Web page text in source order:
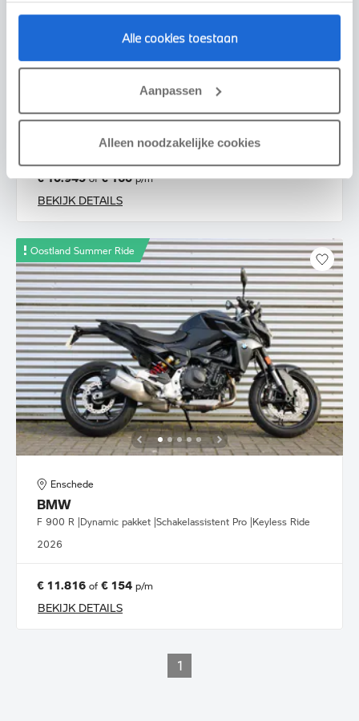
Alle cookies toestaan
Aanpassen
Alleen noodzakelijke cookies
F 900 R | Sport | Comfort & Dynamic pakket
12.001 km79MTLX
€ 10.945of€ 160p/m
BEKIJK DETAILS
Oostland Summer Ride
Enschede
BMW
F 900 R |Dynamic pakket |Schakelassistent Pro |Keyless Ride
2026
€ 11.816 of € 154 p/m
BEKIJK DETAILS
1